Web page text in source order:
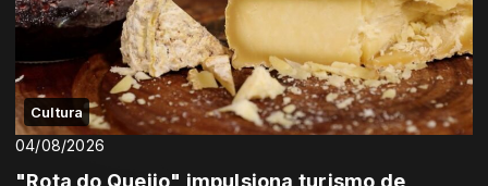
Cultura
04/08/2026
"Rota do Queijo" impulsiona turismo de